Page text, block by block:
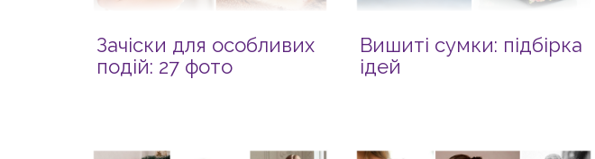
Зачіски для особливих
подій: 27 фото
Вишиті сумки: підбірка
ідей